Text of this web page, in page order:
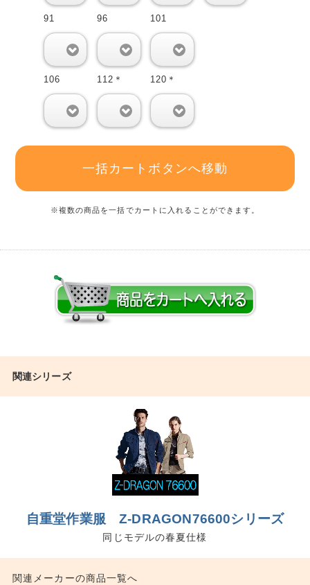
91 96 101
106 112＊ 120＊
一括カートボタンへ移動
※複数の商品を一括でカートに入れることができます。
関連シリーズ
自重堂作業服 Z-DRAGON76600シリーズ
同じモデルの春夏仕様
関連メーカーの商品一覧へ